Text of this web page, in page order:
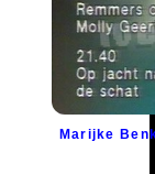
Marijke